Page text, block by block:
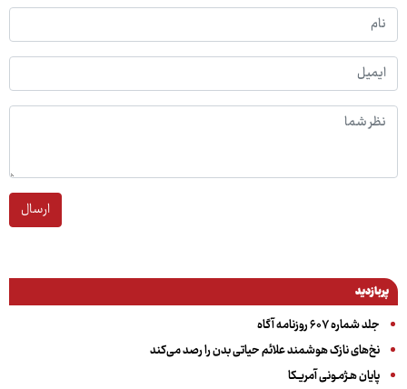
ارسال
پربازدید
جلد شماره ۶۰۷ روزنامه آگاه
نخ‌های نازک هوشمند علائم حیاتی بدن را رصد می‌کند
پایان هـژمـونی آمریـکا